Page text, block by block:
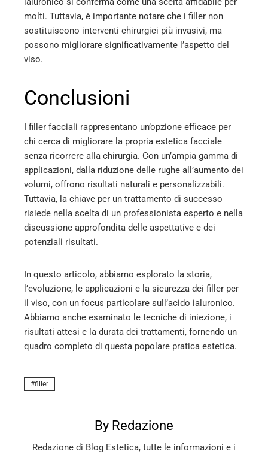
molti. Tuttavia, è importante notare che i filler non
sostituiscono interventi chirurgici più invasivi, ma
possono migliorare significativamente l’aspetto del
viso.
Conclusioni
I filler facciali rappresentano un’opzione efficace per
chi cerca di migliorare la propria estetica facciale
senza ricorrere alla chirurgia. Con un’ampia gamma di
applicazioni, dalla riduzione delle rughe all’aumento dei
volumi, offrono risultati naturali e personalizzabili.
Tuttavia, la chiave per un trattamento di successo
risiede nella scelta di un professionista esperto e nella
discussione approfondita delle aspettative e dei
potenziali risultati.
In questo articolo, abbiamo esplorato la storia,
l’evoluzione, le applicazioni e la sicurezza dei filler per
il viso, con un focus particolare sull’acido ialuronico.
Abbiamo anche esaminato le tecniche di iniezione, i
risultati attesi e la durata dei trattamenti, fornendo un
quadro completo di questa popolare pratica estetica.
filler
By Redazione
Redazione di Blog Estetica, tutte le informazioni e i